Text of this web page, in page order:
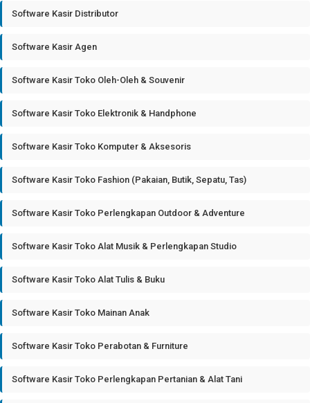
Software Kasir Distributor
Software Kasir Agen
Software Kasir Toko Oleh-Oleh & Souvenir
Software Kasir Toko Elektronik & Handphone
Software Kasir Toko Komputer & Aksesoris
Software Kasir Toko Fashion (Pakaian, Butik, Sepatu, Tas)
Software Kasir Toko Perlengkapan Outdoor & Adventure
Software Kasir Toko Alat Musik & Perlengkapan Studio
Software Kasir Toko Alat Tulis & Buku
Software Kasir Toko Mainan Anak
Software Kasir Toko Perabotan & Furniture
Software Kasir Toko Perlengkapan Pertanian & Alat Tani